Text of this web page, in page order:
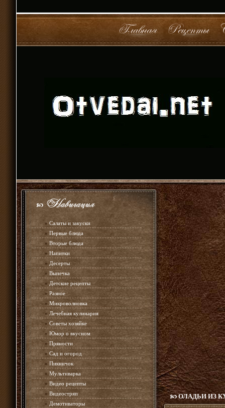
» Салаты и закуски
» Первые блюда
» Вторые блюда
» Напитки
»Десерты
» Выпечка
» Детские рецепты
» Разное
» Микроволновка
» Лечебная кулинария
» Советы хозяйке
» Юмор о вкусном
» Пряности
» Сад и огород
» Пикничок
» Мультиварка
» Видео рецепты
» Видеостряп
» Демотиваторы
ОЛАДЬИ ИЗ